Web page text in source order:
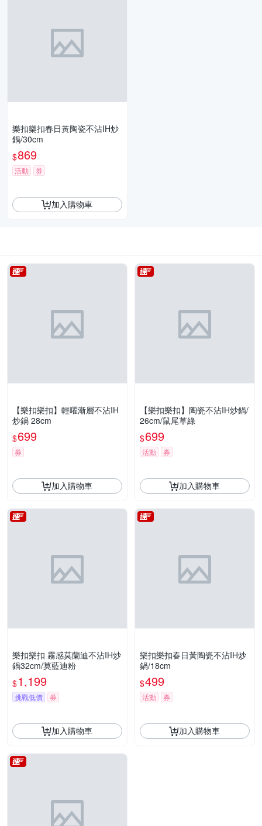
樂扣樂扣春日黃陶瓷不沾IH炒
鍋/30cm
$869
活動 券
加入購物車
【樂扣樂扣】輕曜漸層不沾IH
炒鍋 28cm
$699
券
加入購物車
【樂扣樂扣】陶瓷不沾IH炒鍋/
26cm/鼠尾草綠
$699
活動 券
加入購物車
樂扣樂扣 霧感莫蘭迪不沾IH炒
鍋32cm/莫藍迪粉
$1,199
挑戰低價 券
加入購物車
樂扣樂扣春日黃陶瓷不沾IH炒
鍋/18cm
$499
活動 券
加入購物車